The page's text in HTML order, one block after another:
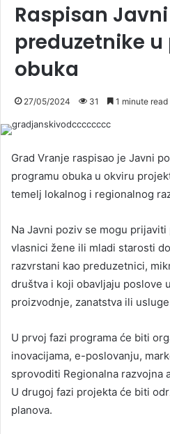
Raspisan
preduzetnike
obuka
27/05/2024 31 1 minute read
Grad Vranje raspisao je Javni
programu obuka u okviru
temelj lokalnog i regionalnog
Na Javni poziv se mogu
vlasnici žene ili mladi starosti
razvrstani kao preduzetnici,
društva i koji obavljaju poslove
proizvodnje, zanatstva ili
U prvoj fazi programa će biti
inovacijama, e-poslovanju,
sprovoditi Regionalna razvojna
U drugoj fazi projekta će biti
planova.